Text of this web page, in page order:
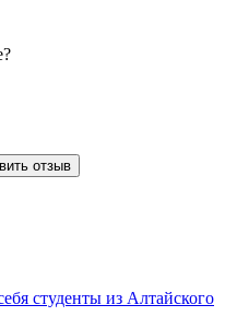
отзыв
студенты из Алтайского